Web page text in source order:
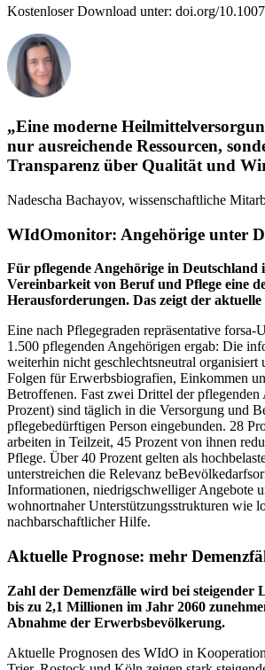
Kostenloser Download unter: doi.org/
„Eine moderne
nur ausreichende Ressourcen,
Transparenz über Qualität und
Nadescha Bachayov, wissenschaftliche
WIdOmonitor: Angehörige unter
Für pflegende Angehörige in Deutschland
Vereinbarkeit von Beruf und Pflege eine
Herausforderungen. Das zeigt der
Eine nach Pflegegraden repräsentative forsa-
1.500 pflegenden Angehörigen ergab: Die
weiterhin nicht geschlechtsneutral organisiert
Folgen für Erwerbsbiografien, Einkommen
Betroffenen. Fast zwei Drittel der pflegenden
Prozent) sind täglich in die Versorgung und
pflegebedürftigen Person eingebunden. 28
arbeiten in Teilzeit, 45 Prozent von ihnen
Pflege. Über 40 Prozent gelten als
unterstreichen die Relevanz
Informationen, niedrigschwelliger Angebote
wohnortnaher Unterstützungsstrukturen wie
nachbarschaftlicher Hilfe.
Aktuelle Prognose: mehr
Zahl der Demenzfälle wird bei steigender
bis zu 2,1 Millionen im Jahr 2060
Abnahme der Erwerbsbevölkerung.
Aktuelle Prognosen des WIdO in